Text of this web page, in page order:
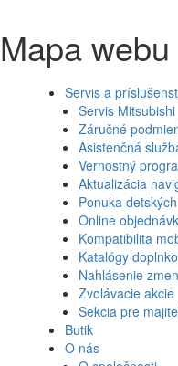
Mapa webu
Servis a
Servis Mitsubishi
Záručné
Asistenčná
Vernostný
Aktualizácia
Ponuka
Online
Kompatibilita
Katalógy
Nahlásenie
Zvolávacie akcie
Sekcia pre
Butik
O nás